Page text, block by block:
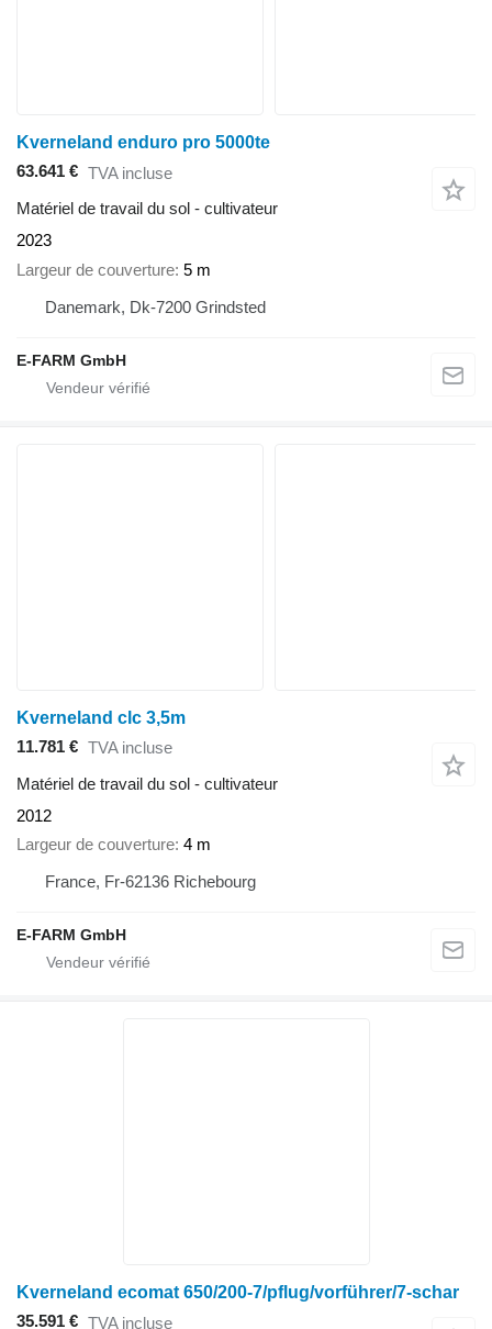
Kverneland enduro pro 5000te
63.641 € TVA incluse
Matériel de travail du sol - cultivateur
2023
Largeur de couverture 5 m
Danemark, Dk-7200 Grindsted
E-FARM GmbH
Kverneland clc 3,5m
11.781 € TVA incluse
Matériel de travail du sol - cultivateur
2012
Largeur de couverture 4 m
France, Fr-62136 Richebourg
E-FARM GmbH
Kverneland ecomat 650/200-7/pflug/vorführer/7-schar
35.591 € TVA incluse